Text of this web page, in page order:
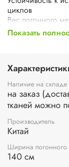
циклов
Вес погонного
Вывод коллекции
Показать
Наличие на складе
на заказ
тканей можно
Производитель
Китай
Ширина погонного
140 см